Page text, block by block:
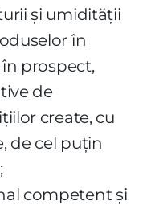
şi umidităţii
în
prospect,
de
create, cu
de cel puţin
competent şi